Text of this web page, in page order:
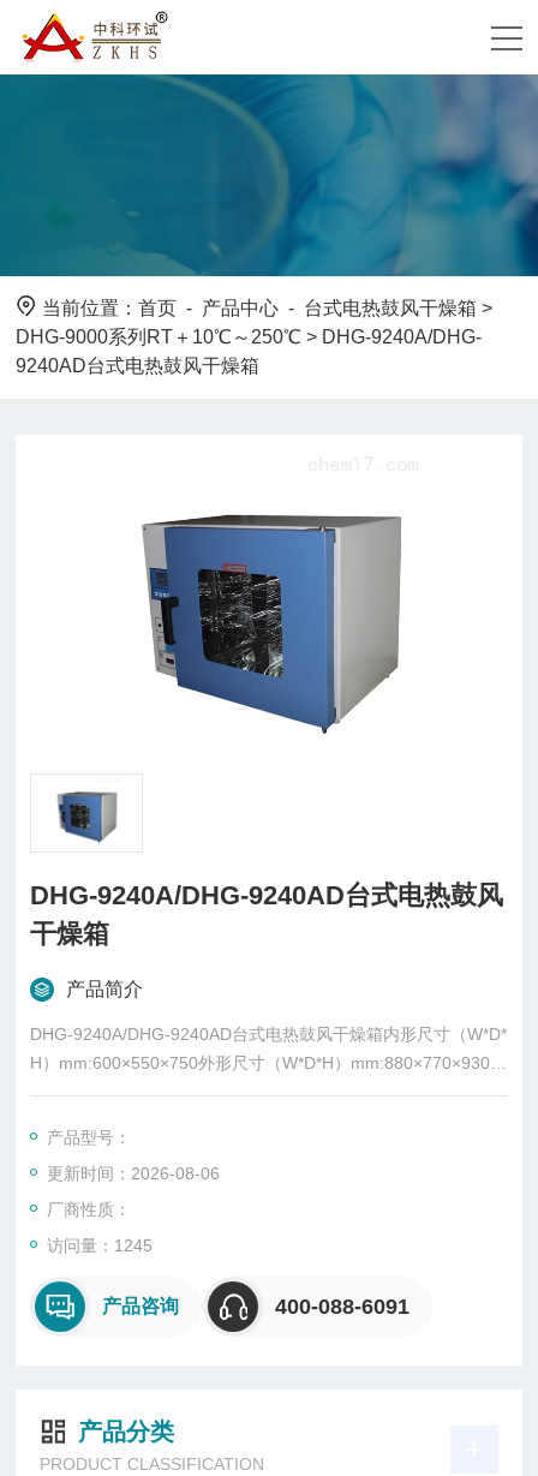
当前位置：首页 - 产品中心 - 台式电热鼓风干燥箱 >
DHG-9000系列RT＋10℃～250℃ > DHG-9240A/DHG-
9240AD台式电热鼓风干燥箱
DHG-9240A/DHG-9240AD台式电热鼓风
干燥箱
产品简介
DHG-9240A/DHG-9240AD台式电热鼓风干燥箱内形尺寸（W*D*
H）mm:600×550×750外形尺寸（W*D*H）mm:880×770×930温
度范围:RT+10℃～250℃
产品型号：
更新时间：2026-08-06
厂商性质：
访问量：1245
产品咨询 400-088-6091
产品分类
PRODUCT CLASSIFICATION